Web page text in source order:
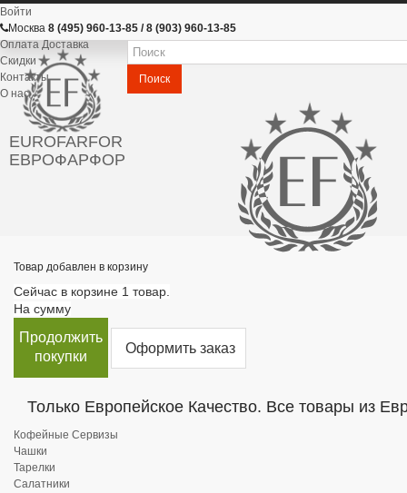
Войти
Москва 8 (495) 960-13-85 / 8 (903) 960-13-85
Оплата Доставка
Скидки
Контакты
О нас
EUROFARFOR
ЕВРОФАРФОР
Поиск
Товар добавлен в корзину
Сейчас в корзине 1 товар.
На сумму
Продолжить
покупки
Оформить заказ
Только Европейское Качество. Все товары из
Кофейные Сервизы
Чашки
Тарелки
Салатники